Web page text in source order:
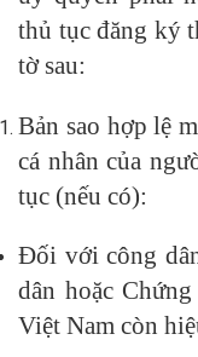
thủ tục đăng ký
tờ sau:
Bản sao hợp lệ
cá nhân của
tục (nếu có):
Đối với công
dân hoặc
Việt Nam còn